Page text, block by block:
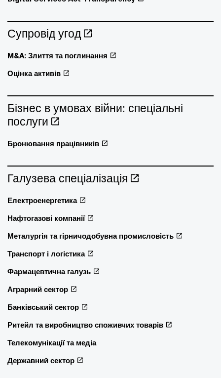
Супровід угод
M&A: Злиття та поглинання
Оцінка активів
Бізнес в умовах війни: спеціальні
послуги
Бронювання працівників
Галузева спеціалізація
Електроенергетика
Нафтогазові компанії
Металургія та гірничодобувна промисловість
Транспорт і логістика
Фармацевтична галузь
Аграрний сектор
Банківський сектор
Ритейл та виробництво споживчих товарів
Телекомунікації та медіа
Державний сектор